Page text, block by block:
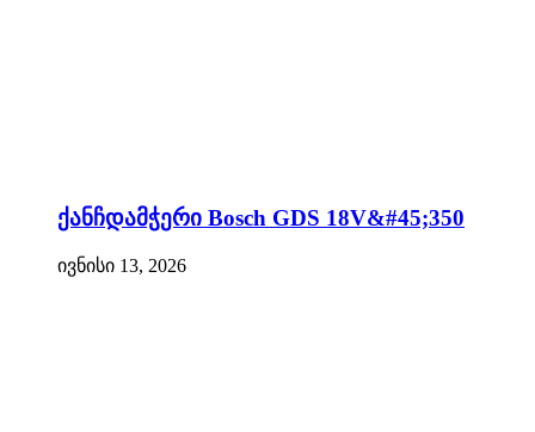
ქანჩდამჭერი Bosch GDS 18V&#45;350
ივნისი 13, 2026